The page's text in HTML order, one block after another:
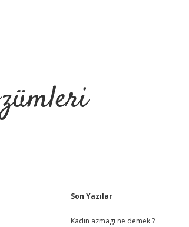
Sidebar
Son Yazılar
Kadın azmagı ne demek ?